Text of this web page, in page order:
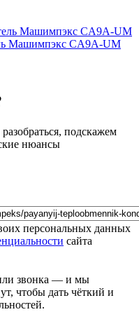
Машимпэкс CA9A-UM
подскажем
нюансы
персональных данных
сайта
звонка — и мы
чтобы дать чёткий и